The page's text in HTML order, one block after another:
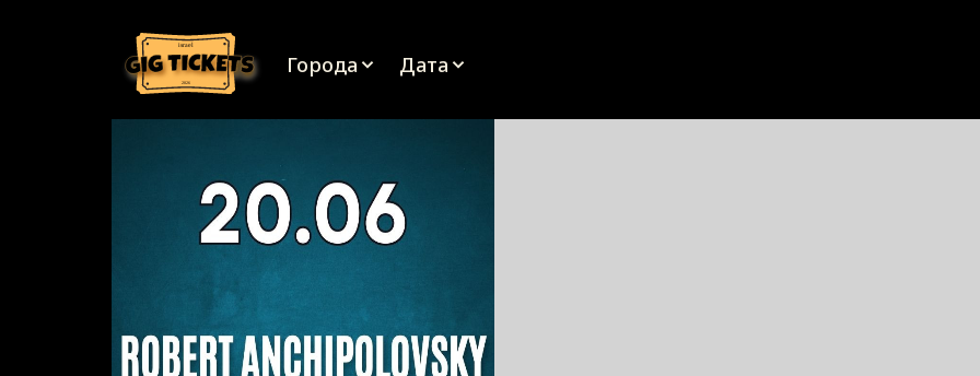
Города Дата
israel
2026